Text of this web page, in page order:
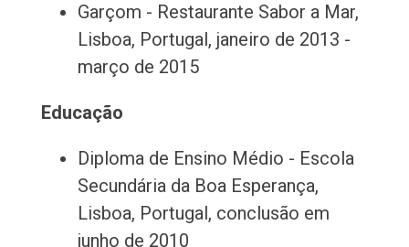
Garçom - Restaurante Sabor a Mar,
Lisboa, Portugal, janeiro de 2013 -
março de 2015
Educação
Diploma de Ensino Médio - Escola
Secundária da Boa Esperança,
Lisboa, Portugal, conclusão em
junho de 2010